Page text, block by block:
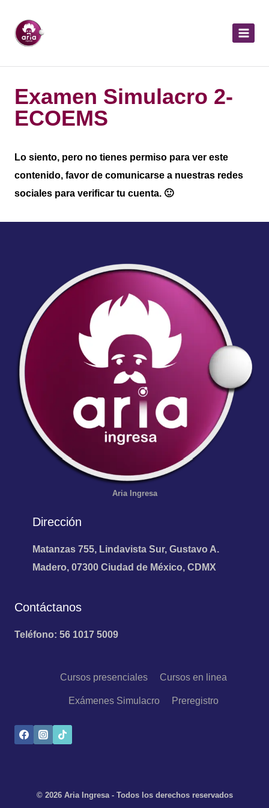
Examen Simulacro 2-
ECOEMS
Lo siento, pero no tienes permiso para ver este
contenido, favor de comunicarse a nuestras redes
sociales para verificar tu cuenta. 🙂
Aria Ingresa
Dirección
Matanzas 755, Lindavista Sur, Gustavo A.
Madero, 07300 Ciudad de México, CDMX
Contáctanos
Teléfono: 56 1017 5009
Cursos presenciales Cursos en linea
Exámenes Simulacro Preregistro
© 2026 Aria Ingresa - Todos los derechos reservados